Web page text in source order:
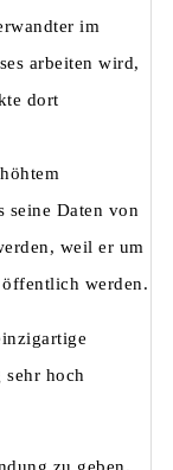
im
arbeiten wird,
dort
seine Daten von
weil er um
werden.
sehr hoch
zu geben,